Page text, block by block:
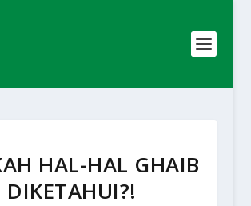
HAL-HAL GHAIB
DIKETAHUI?!